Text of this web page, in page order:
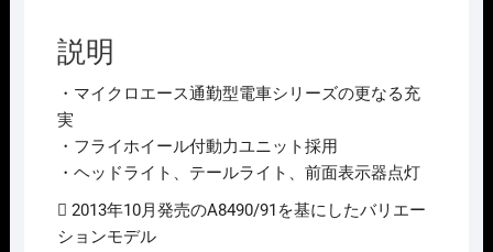
説明
・マイクロエース通勤型電車シリーズの更なる充
実
・フライホイール付動力ユニット採用
・ヘッドライト、テールライト、前面表示器点灯
 2013年10月発売のA8490/91を基にしたバリエー
ションモデル